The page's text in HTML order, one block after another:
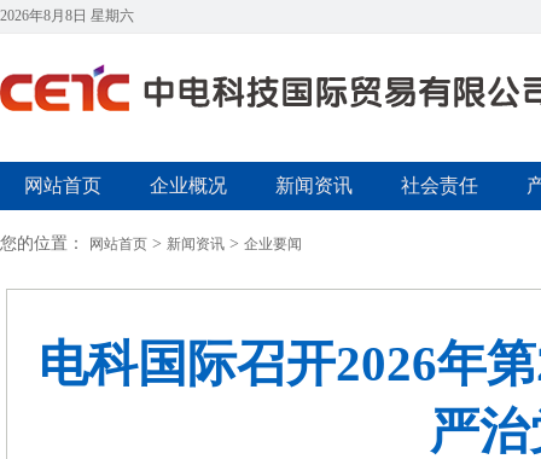
2026年8月8日 星期六
网站首页 企业概况 新闻资讯 社会责任
您的位置： 网站首页 > 新闻资讯 > 企业要闻
电科国际召开2026年
严